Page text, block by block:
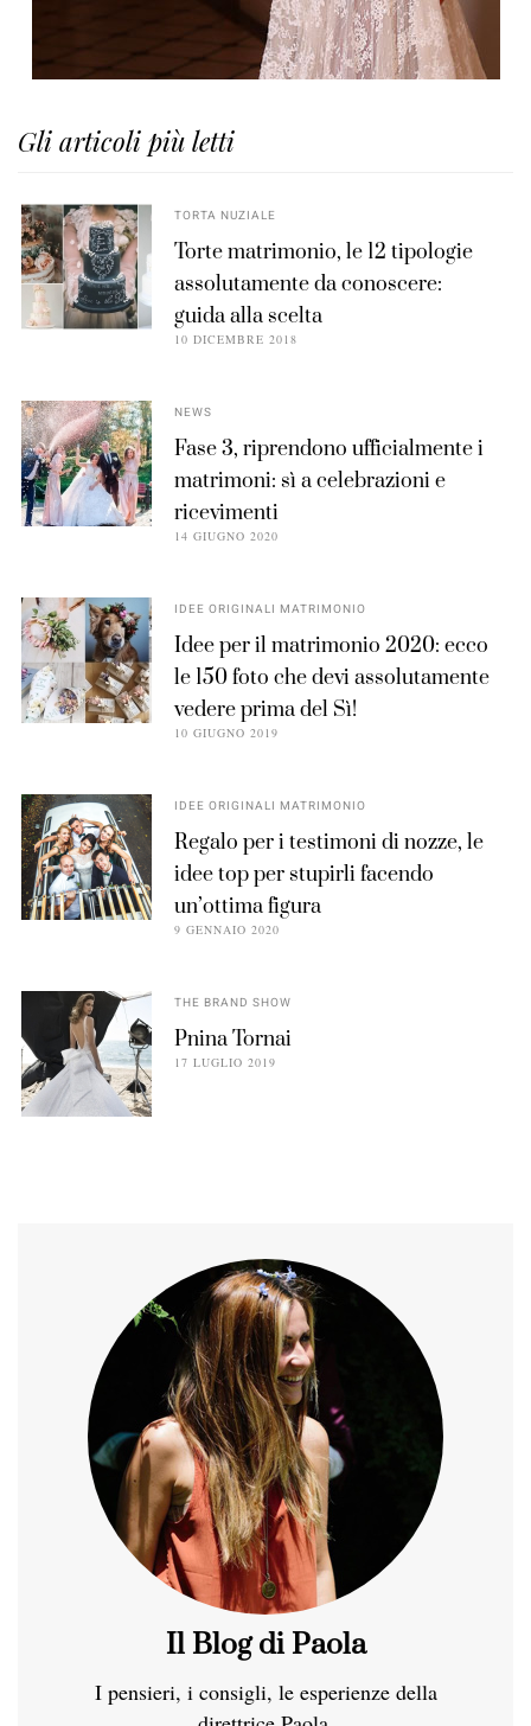
Gli articoli più letti
TORTA NUZIALE
Torte matrimonio, le 12 tipologie
assolutamente da conoscere:
guida alla scelta
10 DICEMBRE 2018
NEWS
Fase 3, riprendono ufficialmente i
matrimoni: sì a celebrazioni e
ricevimenti
14 GIUGNO 2020
IDEE ORIGINALI MATRIMONIO
Idee per il matrimonio 2020: ecco
le 150 foto che devi assolutamente
vedere prima del Sì!
10 GIUGNO 2019
IDEE ORIGINALI MATRIMONIO
Regalo per i testimoni di nozze, le
idee top per stupirli facendo
un’ottima figura
9 GENNAIO 2020
THE BRAND SHOW
Pnina Tornai
17 LUGLIO 2019
Il Blog di Paola
I pensieri, i consigli, le esperienze della